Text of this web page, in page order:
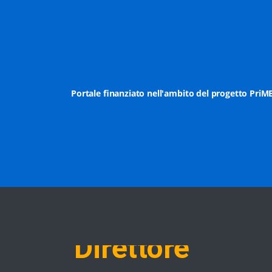
Portale finanziato nell'ambito del progetto
Direttore